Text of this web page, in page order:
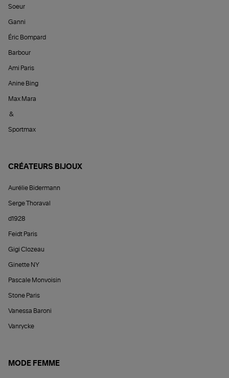
Soeur
Ganni
Éric Bompard
Barbour
Ami Paris
Anine Bing
Max Mara
&
Sportmax
CRÉATEURS BIJOUX
Aurélie Bidermann
Serge Thoraval
d1928
Feidt Paris
Gigi Clozeau
Ginette NY
Pascale Monvoisin
Stone Paris
Vanessa Baroni
Vanrycke
MODE FEMME